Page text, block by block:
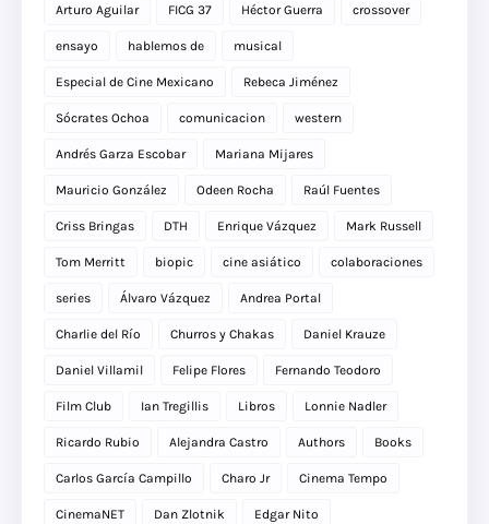
Arturo Aguilar FICG 37 Héctor Guerra crossover
ensayo hablemos de musical
Especial de Cine Mexicano Rebeca Jiménez
Sócrates Ochoa comunicacion western
Andrés Garza Escobar Mariana Mijares
Mauricio González Odeen Rocha Raúl Fuentes
Criss Bringas DTH Enrique Vázquez Mark Russell
Tom Merritt biopic cine asiático colaboraciones
series Álvaro Vázquez Andrea Portal
Charlie del Río Churros y Chakas Daniel Krauze
Daniel Villamil Felipe Flores Fernando Teodoro
Film Club Ian Tregillis Libros Lonnie Nadler
Ricardo Rubio Alejandra Castro Authors Books
Carlos García Campillo Charo Jr Cinema Tempo
CinemaNET Dan Zlotnik Edgar Nito